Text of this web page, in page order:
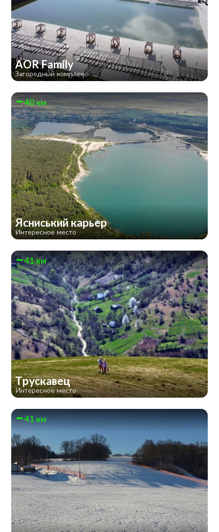
AOR Family
Загородный комплекс
40 км
Ясниський карьер
Интересное место
41 км
Трускавец
Интересное место
41 км